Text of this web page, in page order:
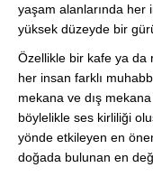
yaşam alanlarında her
yüksek düzeyde bir
Özellikle bir kafe ya da
her insan farklı
mekana ve dış
böylelikle ses kirliliği
yönde etkileyen en
doğada bulunan en